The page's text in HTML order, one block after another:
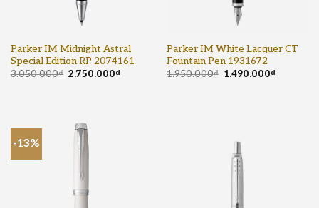
Parker IM Midnight Astral
Special Edition RP 2074161
3.050.000₫ 2.750.000₫
Parker IM White Lacquer CT
Fountain Pen 1931672
1.950.000₫ 1.490.000₫
-13%